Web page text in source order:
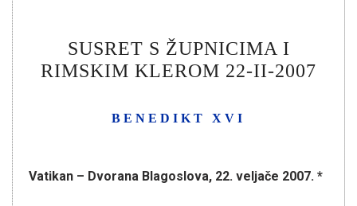
SUSRET S ŽUPNICIMA I
RIMSKIM KLEROM 22-II-2007
BENEDIKT XVI
Vatikan – Dvorana Blagoslova, 22. veljače 2007. *